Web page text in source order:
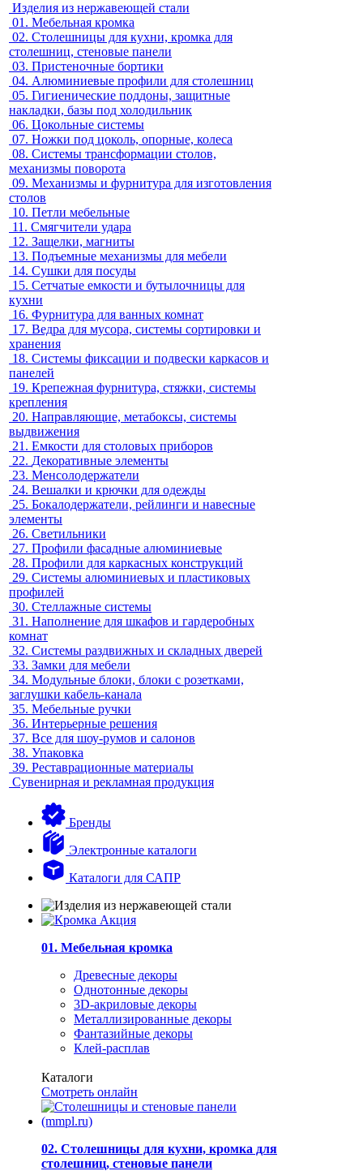
Изделия из нержавеющей стали
01. Мебельная кромка
02. Столешницы для кухни, кромка для
столешниц, стеновые панели
03. Пристеночные бортики
04. Алюминиевые профили для столешниц
05. Гигиенические поддоны, защитные
накладки, базы под холодильник
06. Цокольные системы
07. Ножки под цоколь, опорные, колеса
08. Системы трансформации столов,
механизмы поворота
09. Механизмы и фурнитура для изготовления
столов
10. Петли мебельные
11. Смягчители удара
12. Защелки, магниты
13. Подъемные механизмы для мебели
14. Сушки для посуды
15. Сетчатые емкости и бутылочницы для
кухни
16. Фурнитура для ванных комнат
17. Ведра для мусора, системы сортировки и
хранения
18. Системы фиксации и подвески каркасов и
панелей
19. Крепежная фурнитура, стяжки, системы
крепления
20. Направляющие, метабоксы, системы
выдвижения
21. Емкости для столовых приборов
22. Декоративные элементы
23. Менсолодержатели
24. Вешалки и крючки для одежды
25. Бокалодержатели, рейлинги и навесные
элементы
26. Светильники
27. Профили фасадные алюминиевые
28. Профили для каркасных конструкций
29. Системы алюминиевых и пластиковых
профилей
30. Стеллажные системы
31. Наполнение для шкафов и гардеробных
комнат
32. Системы раздвижных и складных дверей
33. Замки для мебели
34. Модульные блоки, блоки с розетками,
заглушки кабель-канала
35. Мебельные ручки
36. Интерьерные решения
37. Все для шоу-румов и салонов
38. Упаковка
39. Реставрационные материалы
Сувенирная и рекламная продукция
Бренды
Электронные каталоги
Каталоги для САПР
01. Мебельная кромка
Древесные декоры
Однотонные декоры
3D-акриловые декоры
Металлизированные декоры
Фантазийные декоры
Клей-расплав
Каталоги
Смотреть онлайн
02. Столешницы для кухни, кромка для
столешниц, стеновые панели